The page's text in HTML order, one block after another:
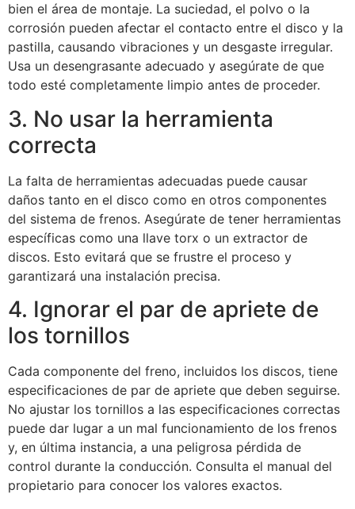
bien el área de montaje. La suciedad, el polvo o la
corrosión pueden afectar el contacto entre el disco y la
pastilla, causando vibraciones y un desgaste irregular.
Usa un desengrasante adecuado y asegúrate de que
todo esté completamente limpio antes de proceder.
3. No usar la herramienta
correcta
La falta de herramientas adecuadas puede causar
daños tanto en el disco como en otros componentes
del sistema de frenos. Asegúrate de tener herramientas
específicas como una llave torx o un extractor de
discos. Esto evitará que se frustre el proceso y
garantizará una instalación precisa.
4. Ignorar el par de apriete de
los tornillos
Cada componente del freno, incluidos los discos, tiene
especificaciones de par de apriete que deben seguirse.
No ajustar los tornillos a las especificaciones correctas
puede dar lugar a un mal funcionamiento de los frenos
y, en última instancia, a una peligrosa pérdida de
control durante la conducción. Consulta el manual del
propietario para conocer los valores exactos.